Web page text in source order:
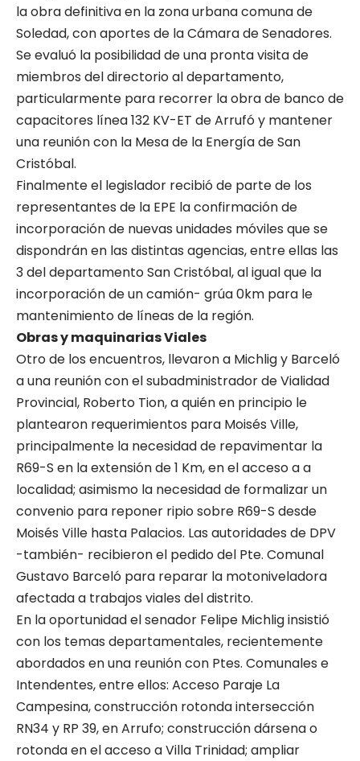
la obra definitiva en la zona urbana comuna de
Soledad, con aportes de la Cámara de Senadores.
Se evaluó la posibilidad de una pronta visita de
miembros del directorio al departamento,
particularmente para recorrer la obra de banco de
capacitores línea 132 KV-ET de Arrufó y mantener
una reunión con la Mesa de la Energía de San
Cristóbal.
Finalmente el legislador recibió de parte de los
representantes de la EPE la confirmación de
incorporación de nuevas unidades móviles que se
dispondrán en las distintas agencias, entre ellas las
3 del departamento San Cristóbal, al igual que la
incorporación de un camión- grúa 0km para le
mantenimiento de líneas de la región.
Obras y maquinarias Viales
Otro de los encuentros, llevaron a Michlig y Barceló
a una reunión con el subadministrador de Vialidad
Provincial, Roberto Tion, a quién en principio le
plantearon requerimientos para Moisés Ville,
principalmente la necesidad de repavimentar la
R69-S en la extensión de 1 Km, en el acceso a a
localidad; asimismo la necesidad de formalizar un
convenio para reponer ripio sobre R69-S desde
Moisés Ville hasta Palacios. Las autoridades de DPV
-también- recibieron el pedido del Pte. Comunal
Gustavo Barceló para reparar la motoniveladora
afectada a trabajos viales del distrito.
En la oportunidad el senador Felipe Michlig insistió
con los temas departamentales, recientemente
abordados en una reunión con Ptes. Comunales e
Intendentes, entre ellos: Acceso Paraje La
Campesina, construcción rotonda intersección
RN34 y RP 39, en Arrufo; construcción dársena o
rotonda en el acceso a Villa Trinidad; ampliar